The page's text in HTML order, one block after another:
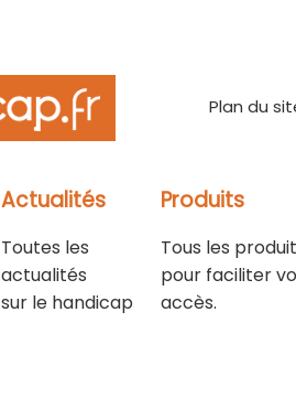
Plan du
Actualités
Toutes les
actualités
sur le handicap
Produits
Tous les
pour faciliter
accès.